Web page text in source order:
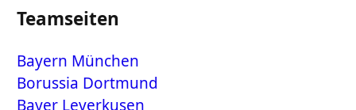
Teamseiten
Bayern München
Borussia Dortmund
Bayer Leverkusen